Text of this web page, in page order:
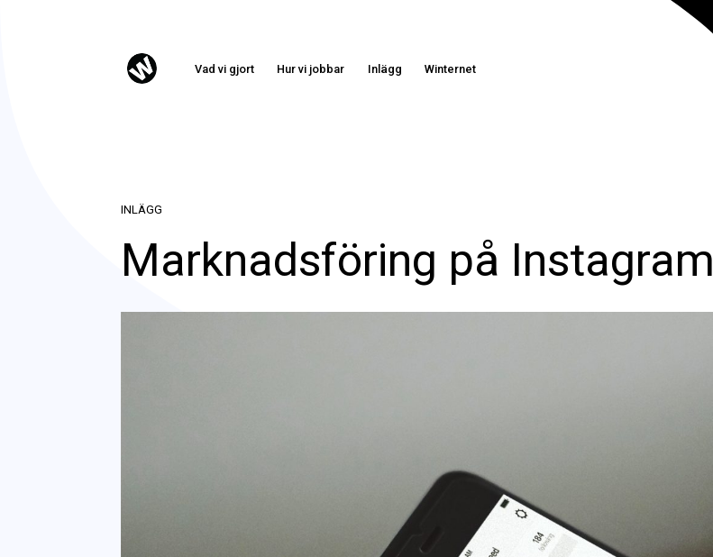
Vad vi gjort Hur vi jobbar Inlägg Winternet
INLÄGG
Marknadsföring på Instagram